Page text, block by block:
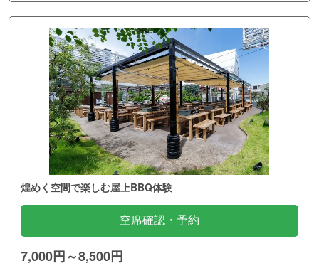
煌めく空間で楽しむ屋上BBQ体験
空席確認・予約
7,000円～8,500円